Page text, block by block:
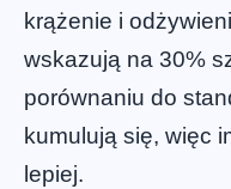
krążenie i
wskazują na 30%
porównaniu do
kumulują się, więc
lepiej.